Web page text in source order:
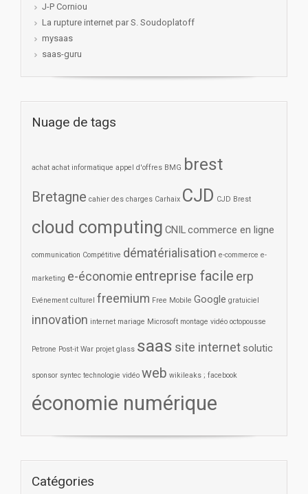
J-P Corniou
La rupture internet par S. Soudoplatoff
mysaas
saas-guru
Nuage de tags
achat achat informatique appel d'offres BMG brest
Bretagne cahier des charges Carhaix CJD CJD Brest
cloud computing CNILcommerce en ligne
communication Compétitive dématérialisation e-commerce e-
marketing e-économie entreprise facile erp
Evénement culturel freemium Free Mobile Google gratuiciel
innovation internet mariage Microsoft montage vidéo octopousse
Petrone Post-it War projet glass saas site internet solutic
sponsor syntec technologie vidéo web wikileaks ; facebook
économie numérique
Catégories